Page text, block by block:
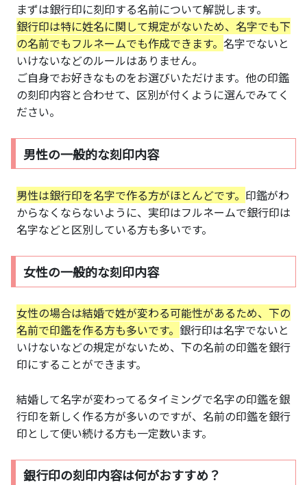
まずは銀行印に刻印する名前について解説します。
銀行印は特に姓名に関して規定がないため、名字でも下
の名前でもフルネームでも作成できます。 名字でないと
いけないなどのルールはありません。
ご自身でお好きなものをお選びいただけます。他の印鑑
の刻印内容と合わせて、区別が付くように選んでみてく
ださい。
男性の一般的な刻印内容
男性は銀行印を名字で作る方がほとんどです。 印鑑がわ
からなくならないように、実印はフルネームで銀行印は
名字などと区別している方も多いです。
女性の一般的な刻印内容
女性の場合は結婚で姓が変わる可能性があるため、下の
名前で印鑑を作る方も多いです。 銀行印は名字でないと
いけないなどの規定がないため、下の名前の印鑑を銀行
印にすることができます。
結婚して名字が変わってるタイミングで名字の印鑑を銀
行印を新しく作る方が多いのですが、名前の印鑑を銀行
印として使い続ける方も一定数います。
銀行印の刻印内容は何がおすすめ？